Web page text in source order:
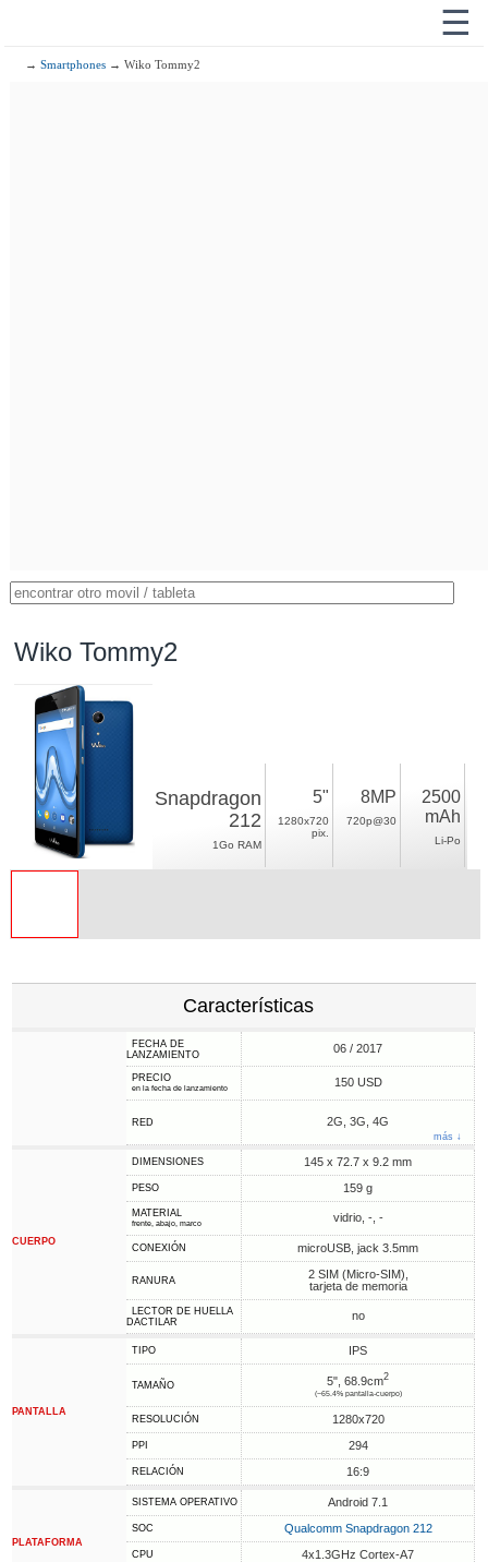
☰
→Smartphones → Wiko Tommy2
Wiko Tommy2
Snapdragon
212
1Go RAM
5"
1280x720
pix.
8MP
720p@30
2500
mAh
Li-Po
Características
FECHA DE
LANZAMIENTO
06 / 2017
PRECIO
en la fecha de lanzamiento 150 USD
RED 2G, 3G, 4G
más ↓
CUERPO
DIMENSIONES 145 x 72.7 x 9.2 mm
PESO 159 g
MATERIAL
frente, abajo, marco vidrio, -, -
CONEXIÓN microUSB, jack 3.5mm
RANURA
2 SIM (Micro-SIM),
tarjeta de memoria
LECTOR DE HUELLA
DACTILAR
no
PANTALLA
TIPO IPS
TAMAÑO 5", 68.9cm2
(~65.4% pantalla-cuerpo)
RESOLUCIÓN 1280x720
PPI 294
RELACIÓN 16:9
PLATAFORMA
SISTEMA OPERATIVO Android 7.1
SOC Qualcomm Snapdragon 212
CPU 4x1.3GHz Cortex-A7